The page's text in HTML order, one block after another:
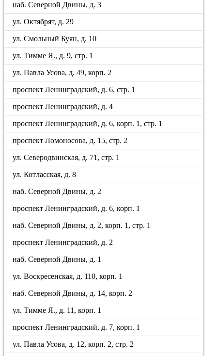
наб. Северной Двины, д. 3
ул. Октябрят, д. 29
ул. Смольный Буян, д. 10
ул. Тимме Я., д. 9, стр. 1
ул. Павла Усова, д. 49, корп. 2
проспект Ленинградский, д. 6, стр. 1
проспект Ленинградский, д. 4
проспект Ленинградский, д. 6, корп. 1, стр. 1
проспект Ломоносова, д. 15, стр. 2
ул. Северодвинская, д. 71, стр. 1
ул. Котласская, д. 8
наб. Северной Двины, д. 2
проспект Ленинградский, д. 6, корп. 1
наб. Северной Двины, д. 2, корп. 1, стр. 1
проспект Ленинградский, д. 2
наб. Северной Двины, д. 1
ул. Воскресенская, д. 110, корп. 1
наб. Северной Двины, д. 14, корп. 2
ул. Тимме Я., д. 11, корп. 1
проспект Ленинградский, д. 7, корп. 1
ул. Павла Усова, д. 12, корп. 2, стр. 2